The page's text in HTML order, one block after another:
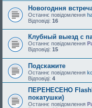
Новогодння
Останнє повідомлення
Відповіді: 16
Клубный выезд с
Останнє повідомлення
Відповіді: 15
Подскажите
Останнє повідомлення
Відповіді: 4
ПЕРЕНЕСЕНО
покатушки)
Останнє повідомлення